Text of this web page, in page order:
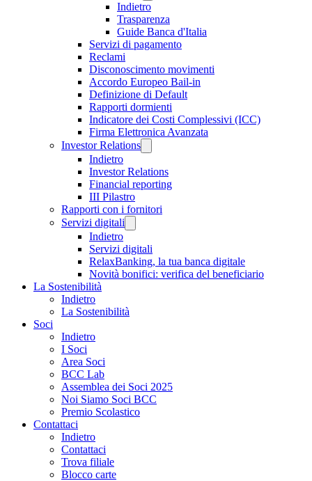
Indietro
Trasparenza
Guide Banca d'Italia
Servizi di pagamento
Reclami
Disconoscimento movimenti
Accordo Europeo Bail-in
Definizione di Default
Rapporti dormienti
Indicatore dei Costi Complessivi (ICC)
Firma Elettronica Avanzata
Investor Relations
Indietro
Investor Relations
Financial reporting
III Pilastro
Rapporti con i fornitori
Servizi digitali
Indietro
Servizi digitali
RelaxBanking, la tua banca digitale
Novità bonifici: verifica del beneficiario
La Sostenibilità
Indietro
La Sostenibilità
Soci
Indietro
I Soci
Area Soci
BCC Lab
Assemblea dei Soci 2025
Noi Siamo Soci BCC
Premio Scolastico
Contattaci
Indietro
Contattaci
Trova filiale
Blocco carte